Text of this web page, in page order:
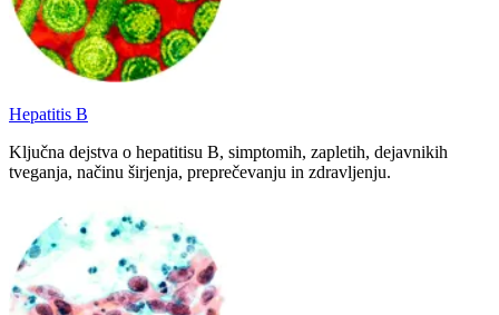
Hepatitis B
Ključna dejstva o hepatitisu B, simptomih, zapletih, dejavnikih
tveganja, načinu širjenja, preprečevanju in zdravljenju.